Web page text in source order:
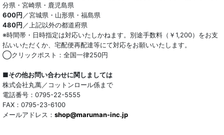
テンセル混
キュプラ/レーヨン混
シルク混
ウール混
トリアセテート混
サッカー/クレープ
分県・宮崎県・鹿児島県
600円 ／宮城県・山形県・福島県
480円 ／上記以外の都道府県
※時間帯・日時指定は対応いたしかねます。別途手数料（￥1,200）をお支
払いいただくか、宅配便再配達等にて対応をお願いいたします。
◯クリックポスト：全国一律250円
■その他お問い合わせに関しましては
株式会社丸萬／コットンロール係まで
電話番号：0795-22-5555
FAX：0795-23-6100
メールアドレス： shop@maruman-inc.jp